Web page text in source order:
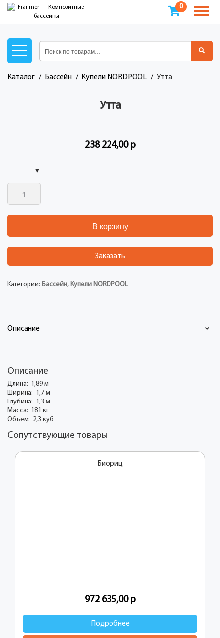
0
Каталог Бассейн Купели NORDPOOL утта
Утта
238 224,00 р
Количество
В корзину
Заказать
Категории: Бассейн, Купели NORDPOOL
Описание
Описание
Длина: 1,89 м
Ширина: 1,7 м
Глубина: 1,3 м
Масса: 181 кг
Объем: 2,3 куб
Сопутствующие товары
Биориц
972 635,00 р
Подробнее